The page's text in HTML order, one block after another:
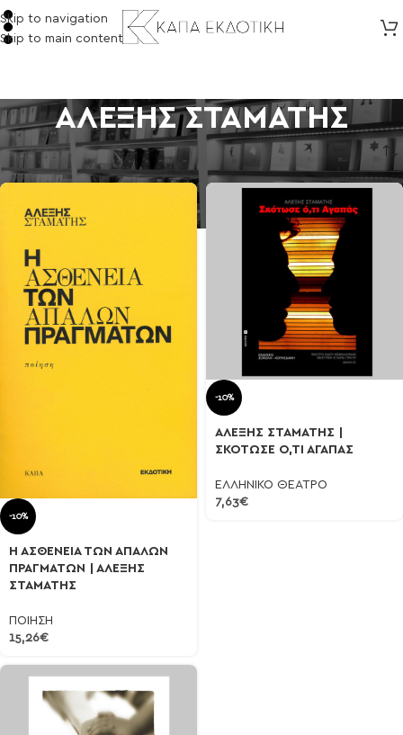
Skip to navigation
Skip to main content
ΑΛΕΞΗΣ ΣΤΑΜΑΤΗΣ
Αρχική σελίδα /Προϊόντα με ετικέτα “ΑΛΕΞΗΣ ΣΤΑΜΑΤΗΣ”
-10%
Η ΑΣΘΕΝΕΙΑ ΤΩΝ ΑΠΑΛΩΝ
ΠΡΑΓΜΑΤΩΝ | ΑΛΕΞΗΣ
ΣΤΑΜΑΤΗΣ
ΠΟΙΗΣΗ
15,26€
-10%
ΑΛΕΞΗΣ ΣΤΑΜΑΤΗΣ |
ΣΚΟΤΩΣΕ Ο,ΤΙ ΑΓΑΠΑΣ
ΕΛΛΗΝΙΚΟ ΘΕΑΤΡΟ
7,63€